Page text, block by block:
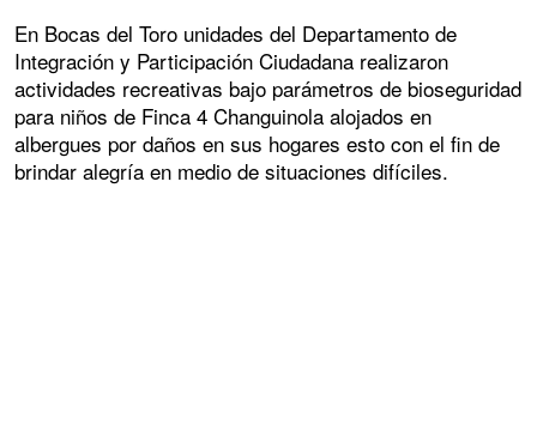
En Bocas del Toro unidades del Departamento de
Integración y Participación Ciudadana realizaron
actividades recreativas bajo parámetros de bioseguridad
para niños de Finca 4 Changuinola alojados en
albergues por daños en sus hogares esto con el fin de
brindar alegría en medio de situaciones difíciles.